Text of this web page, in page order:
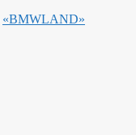
«BMWLAND»